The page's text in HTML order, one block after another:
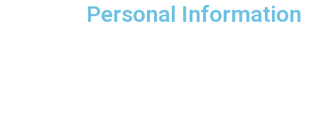
Personal Information